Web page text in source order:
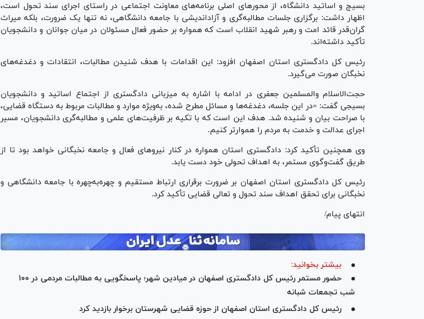
بسیج و اساتید دانشگاه، از محور‌های اصلی برنامه‌های معاونت اجتماعی در راستای اجرای سند تحول است،
اظهار داشت: برگزاری جلسات مطالبه‌گری و آزاداندیشی با جامعه دانشگاهی، نه تنها یک ضرورت، بلکه میراث
گران‌قدر قائد امت و رهبر شهید انقلاب است که همواره بر حضور فعال مسئولان در میان جوانان و دانشجویان
تأکید داشته‌اند.
رئیس کل دادگستری استان اصفهان افزود: این اقدامات با هدف شنیدن مطالبات، انتقادات و دغدغه‌های
نخبگان صورت می‌گیرد.
حجت‌الاسلام والمسلمین جعفری در ادامه با اشاره به میزبانی دادگستری از اجتماع اساتید و دانشجویان
بسیجی گفت: «در این جلسه، دغدغه‌ها و مسائل مطرح شده، به‌ویژه موارد و مطالبات مربوط به دستگاه قضایی،
با صراحت بیان و شنیده شد. هدف این است که با تکیه بر ظرفیت‌های علمی و مطالبه‌گری دانشجویان، مسیر
اجرای عدالت و خدمت به مردم را هموارتر کنیم.
وی همچنین تأکید کرد: دادگستری استان همواره در کنار نیرو‌های فعال و جامعه نخبگانی خواهد بود تا از
طریق گفت‌وگوی مستمر، به اهداف تحولی خود دست یابد.
رئیس کل دادگستری استان اصفهان بر ضرورت برقراری ارتباط مستقیم و چهره‌به‌چهره با جامعه دانشگاهی و
نخبگانی برای تحقق اهداف سند تحول و تعالی قضایی تأکید کرد.
انتهای پیام/
بیشتر بخوانید:
حضور مستمر رئیس کل دادگستری اصفهان در میادین شهر؛ پاسخگویی به مطالبات مردمی در ۱۰۰
شب تجمعات شبانه
رئیس کل دادگستری استان اصفهان از حوزه‌ قضایی شهرستان برخوار بازدید کرد